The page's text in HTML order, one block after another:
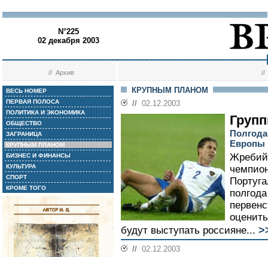
N°225
02 декабря 2003
//Архив //
ВЕСЬ НОМЕР
ПЕРВАЯ ПОЛОСА
ПОЛИТИКА И ЭКОНОМИКА
ОБЩЕСТВО
ЗАГРАНИЦА
КРУПНЫМ ПЛАНОМ
БИЗНЕС И ФИНАНСЫ
КУЛЬТУРА
СПОРТ
КРОМЕ ТОГО
КРУПНЫМ ПЛАНОМ
// 02.12.2003
Европы
Жребий
будут выступать россияне...
// 02.12.2003